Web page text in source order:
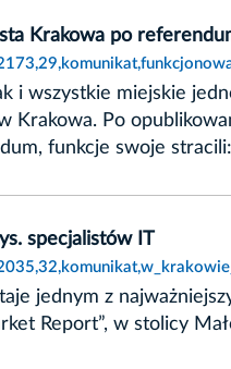
Krakowa po
i wszystkie miejskie
Krakowa. Po
funkcje swoje
specjalistów IT
jednym z
Report”, w stolicy